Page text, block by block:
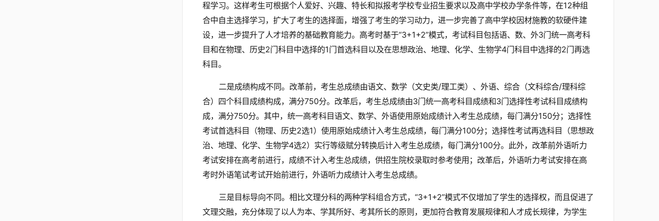
程学习。这样考生可根据个人爱好、兴趣、特长和拟报考学校专业招生要求以及高中学校办学条件等，在12种组
合中自主选择学习，扩大了考生的选择面，增强了考生的学习动力，进一步完善了高中学校因材施教的软硬件建
设，进一步提升了人才培养的基础教育能力。高考时基于“3+1+2”模式，考试科目包括语、数、外3门统一高考科
目和在物理、历史2门科目中选择的1门首选科目以及在思想政治、地理、化学、生物学4门科目中选择的2门再选
科目。
二是成绩构成不同。改革前，考生总成绩由语文、数学（文史类/理工类）、外语、综合（文科综合/理科综
合）四个科目成绩构成，满分750分。改革后，考生总成绩由3门统一高考科目成绩和3门选择性考试科目成绩构
成，满分750分。其中，统一高考科目语文、数学、外语使用原始成绩计入考生总成绩，每门满分150分；选择性
考试首选科目（物理、历史2选1）使用原始成绩计入考生总成绩，每门满分100分；选择性考试再选科目（思想政
治、地理、化学、生物学4选2）实行等级赋分转换后计入考生总成绩，每门满分100分。此外，改革前外语听力
考试安排在高考前进行，成绩不计入考生总成绩，供招生院校录取时参考使用；改革后，外语听力考试安排在高
考时外语笔试考试开始前进行，外语听力成绩计入考生总成绩。
三是目标导向不同。相比文理分科的两种学科组合方式，“3+1+2”模式不仅增加了学生的选择权，而且促进了
文理交融，充分体现了以人为本、学其所好、考其所长的原则，更加符合教育发展规律和人才成长规律，为学生